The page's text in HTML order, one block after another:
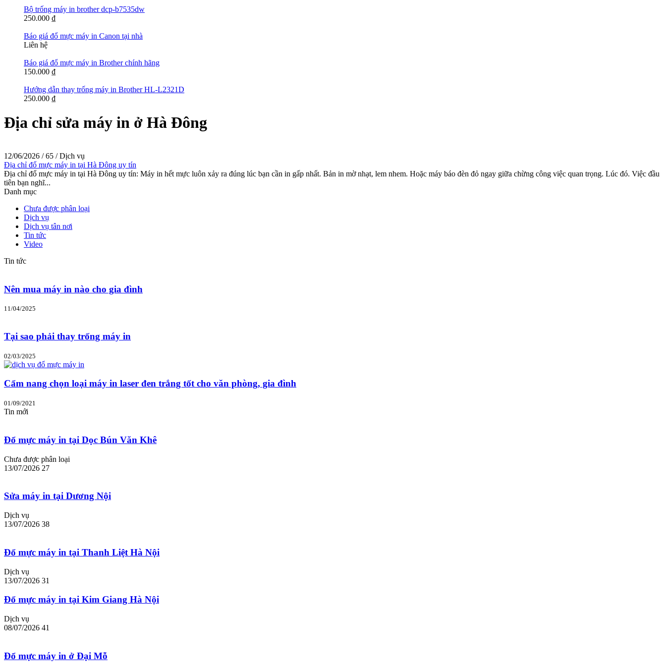
Bộ trống máy in brother dcp-b7535dw
250.000 ₫
Báo giá đổ mực máy in Canon tại nhà
Liên hệ
Báo giá đổ mực máy in Brother chính hãng
150.000 ₫
Hướng dẫn thay trống máy in Brother HL-L2321D
250.000 ₫
Địa chỉ sửa máy in ở Hà Đông
12/06/2026 /65 /Dịch vụ
Địa chỉ đổ mực máy in tại Hà Đông uy tín
Địa chỉ đổ mực máy in tại Hà Đông uy tín: Máy in hết mực luôn xảy ra đúng lúc bạn cần in gấp nhất. Bản in mờ nhạt, lem nhem. Hoặc máy báo đèn đỏ ngay giữa chừng công việc quan trọng. Lúc đó. Việc đầu
tiên bạn nghĩ...
Danh mục
Chưa được phân loại
Dịch vụ
Dịch vụ tân nơi
Tin tức
Video
Tin tức
Nên mua máy in nào cho gia đình
11/04/2025
Tại sao phải thay trống máy in
02/03/2025
Cẩm nang chọn loại máy in laser đen trắng tốt cho văn phòng, gia đình
01/09/2021
Tin mới
Đổ mực máy in tại Dọc Bún Văn Khê
Chưa được phân loại
13/07/2026 27
Sửa máy in tại Dương Nội
Dịch vụ
13/07/2026 38
Đổ mực máy in tại Thanh Liệt Hà Nội
Dịch vụ
13/07/2026 31
Đổ mực máy in tại Kim Giang Hà Nội
Dịch vụ
08/07/2026 41
Đổ mực máy in ở Đại Mỗ